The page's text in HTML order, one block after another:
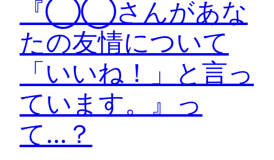
『◯◯さんがあな
たの友情について
「いいね！」と言っ
ています。』っ
て…？